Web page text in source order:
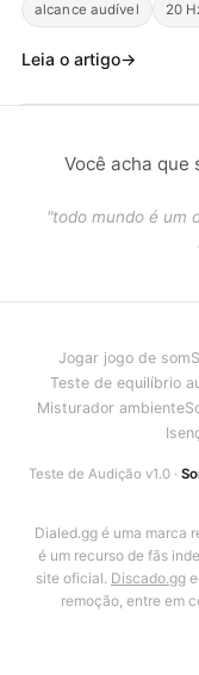
alcance audível 20
Leia o artigo
Você acha que
"todo mundo é um
Jogar jogo de som
Teste de equilíbrio
Misturador ambiente
Teste de Audição v1.0 ·
Dialed.gg é uma marca
é um recurso de fãs
site oficial. Discado.gg
remoção, entre em